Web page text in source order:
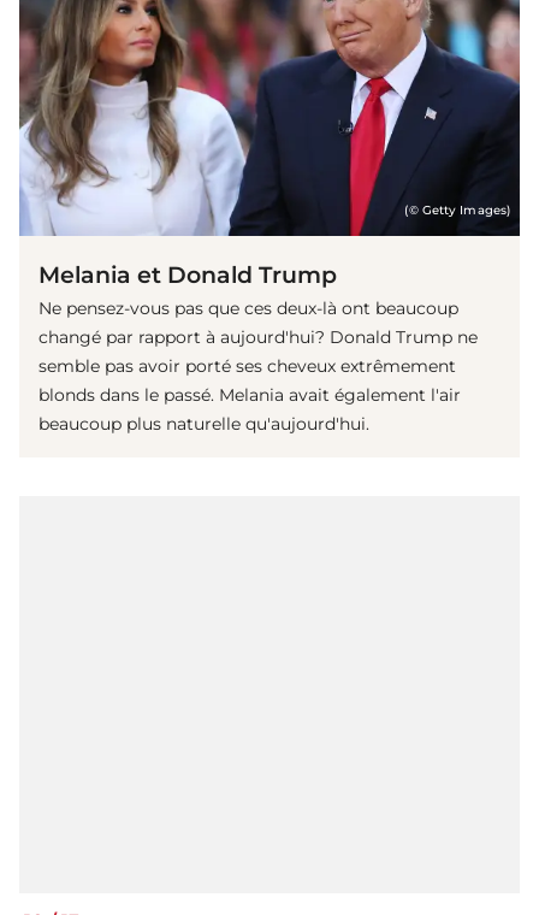
(© Getty Images)
Melania et Donald Trump
Ne pensez-vous pas que ces deux-là ont beaucoup
changé par rapport à aujourd'hui? Donald Trump ne
semble pas avoir porté ses cheveux extrêmement
blonds dans le passé. Melania avait également l'air
beaucoup plus naturelle qu'aujourd'hui.